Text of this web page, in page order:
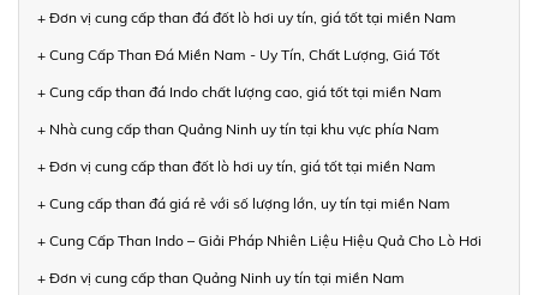
+ Đơn vị cung cấp than đá đốt lò hơi uy tín, giá tốt tại miền Nam
+ Cung Cấp Than Đá Miền Nam - Uy Tín, Chất Lượng, Giá Tốt
+ Cung cấp than đá Indo chất lượng cao, giá tốt tại miền Nam
+ Nhà cung cấp than Quảng Ninh uy tín tại khu vực phía Nam
+ Đơn vị cung cấp than đốt lò hơi uy tín, giá tốt tại miền Nam
+ Cung cấp than đá giá rẻ với số lượng lớn, uy tín tại miền Nam
+ Cung Cấp Than Indo – Giải Pháp Nhiên Liệu Hiệu Quả Cho Lò Hơi
+ Đơn vị cung cấp than Quảng Ninh uy tín tại miền Nam